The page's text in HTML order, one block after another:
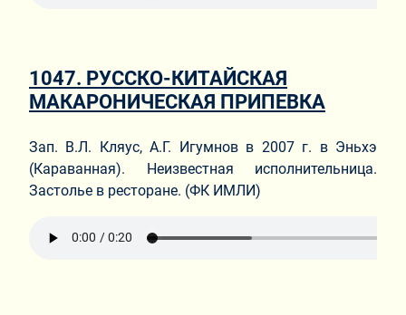
1047. РУССКО-КИТАЙСКАЯ
МАКАРОНИЧЕСКАЯ ПРИПЕВКА
Зап. В.Л. Кляус, А.Г. Игумнов в 2007 г. в Эньхэ
(Караванная). Неизвестная исполнительница.
Застолье в ресторане. (ФК ИМЛИ)